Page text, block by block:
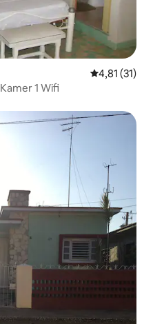
Gemiddelde
4,81 (31)
Hostal San Fernando, Morón, Kamer 1 Wifi